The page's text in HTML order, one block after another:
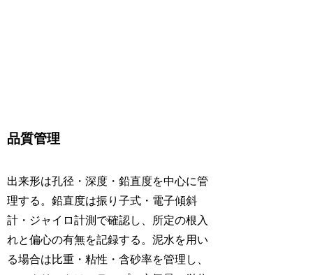
品質管理
出来形は孔径・深度・鉛直度を中心に管
理する。鉛直度は振り子式・電子傾斜
計・ジャイロ計測で確認し、所定の根入
れと偏心の有無を記録する。泥水を用い
る場合は比重・粘性・含砂率を管理し、